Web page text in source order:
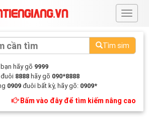
#
Tìm sim
bạn hãy gõ 9999
đuôi 8888 hãy gõ 090*8888
0909 đuôi bất kỳ, hãy gõ: 0909*
Bấm vào đây để tìm kiếm nâng cao